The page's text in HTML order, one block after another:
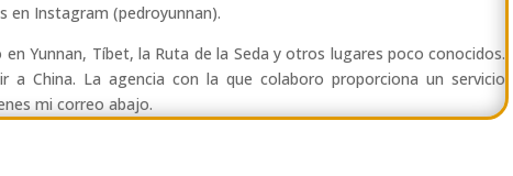
en Instagram (pedroyunnan).
en Yunnan, Tíbet, la Ruta de la Seda y otros lugares poco conocidos.
a China. La agencia con la que colaboro proporciona un servicio
mi correo abajo.